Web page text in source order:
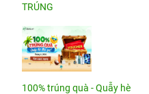
TRÚNG
100% trúng quà - Quẫy hè